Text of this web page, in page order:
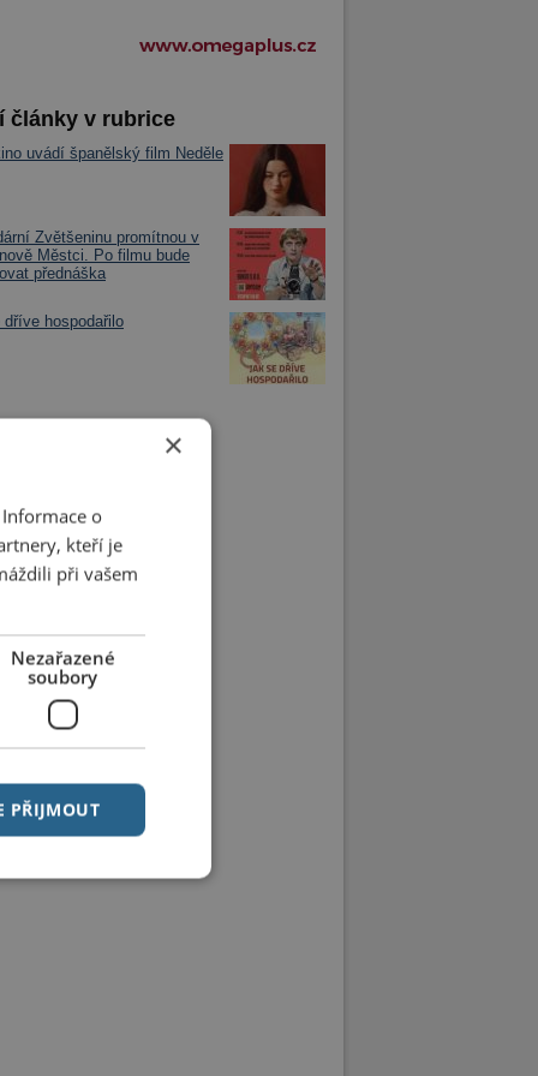
články v rubrice
uvádí španělský film Neděle
Zvětšeninu promítnou v
Městci. Po filmu bude
přednáška
hospodařilo
×
o
kteří je
při vašem
Nezařazené
soubory
PŘIJMOUT